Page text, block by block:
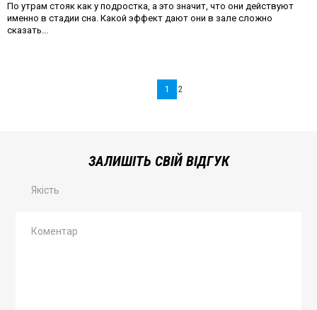
По утрам стояк как у подростка, а это значит, что они действуют
именно в стадии сна. Какой эффект дают они в зале сложно
сказать...
1 2
ЗАЛИШІТЬ СВІЙ ВІДГУК
Якість